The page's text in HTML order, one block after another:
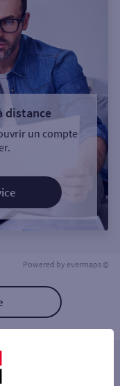
distance
un compte
Powered by evermaps ©